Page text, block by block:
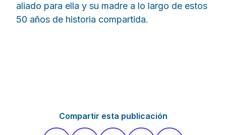
aliado para ella y su madre a lo largo de estos
50 años de historia compartida.
Compartir esta publicación